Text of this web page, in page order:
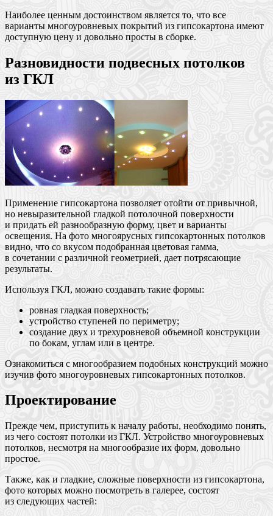
Наиболее ценным достоинством является то, что все
варианты многоуровневых покрытий из гипсокартона имеют
доступную цену и довольно просты в сборке.
Разновидности подвесных потолков
из ГКЛ
Применение гипсокартона позволяет отойти от привычной,
но невыразительной гладкой потолочной поверхности
и придать ей разнообразную форму, цвет и варианты
освещения. На фото многоярусных гипсокартонных потолков
видно, что со вкусом подобранная цветовая гамма,
в сочетании с различной геометрией, дает потрясающие
результаты.
Используя ГКЛ, можно создавать такие формы:
ровная гладкая поверхность;
устройство ступеней по периметру;
создание двух и трехуровневой объемной конструкции
по бокам, углам или в центре.
Ознакомиться с многообразием подобных конструкций можно
изучив фото многоуровневых гипсокартонных потолков.
Проектирование
Прежде чем, приступить к началу работы, необходимо понять,
из чего состоят потолки из ГКЛ. Устройство многоуровневых
потолков, несмотря на многообразие их форм, довольно
простое.
Также, как и гладкие, сложные поверхности из гипсокартона,
фото которых можно посмотреть в галерее, состоят
из следующих частей: